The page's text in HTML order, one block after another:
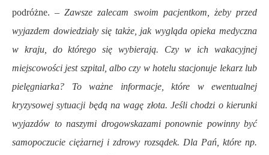
podróżne. –Zawsze zalecam swoim pacjentkom, żeby przed
wyjazdem dowiedziały się także, jak wygląda opieka medyczna
w kraju, do którego się wybierają. Czy w ich wakacyjnej
miejscowości jest szpital, albo czy w hotelu stacjonuje lekarz lub
pielęgniarka? To ważne informacje, które w ewentualnej
kryzysowej sytuacji będą na wagę złota. Jeśli chodzi o kierunki
wyjazdów to naszymi drogowskazami ponownie powinny być
samopoczucie ciężarnej i zdrowy rozsądek. Dla Pań, które np.